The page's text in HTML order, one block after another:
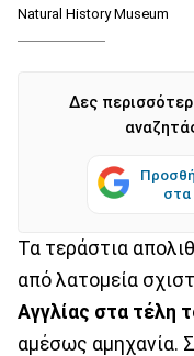
Natural History Museum
Δες
στα
Τα τεράστια
από λατομεία
Αγγλίας στα τέλη
αμέσως αμηχανία.